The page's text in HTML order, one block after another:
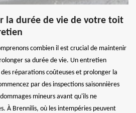
la durée de vie de votre toit
combien il est crucial de maintenir
sa durée de vie. Un entretien
réparations coûteuses et prolonger la
par des inspections saisonnières
mineurs avant qu'ils ne
À Brennilis, où les intempéries peuvent